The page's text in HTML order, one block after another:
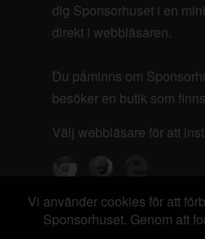
dig Sponsorhuset i en
direkt i webbläsaren.
Du påminns om
besöker en butik som
Välj webbläsare för att
Vi använder cookies för att
Sponsorhuset. Genom att